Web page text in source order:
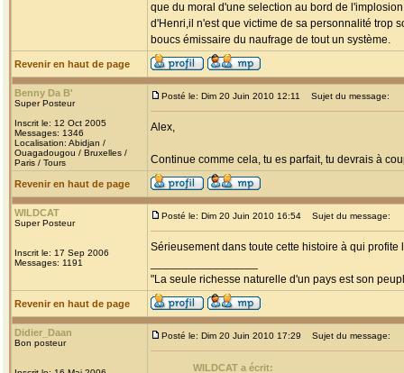
que du moral d'une selection au bord de
d'Henri,il n'est que victime de sa personnalité trop
boucs émissaire du naufrage de tout un système.
Revenir en haut de page
Benny Da B'
Super Posteur
Inscrit le: 12 Oct 2005
Messages: 1346
Localisation: Abidjan /
Ouagadougou / Bruxelles /
Paris / Tours
Posté le: Dim 20 Juin 2010 12:11 Sujet du message:
Alex,
Continue comme cela, tu es parfait, tu devrais à
Revenir en haut de page
WILDCAT
Super Posteur
Inscrit le: 17 Sep 2006
Messages: 1191
Posté le: Dim 20 Juin 2010 16:54 Sujet du message:
Sérieusement dans toute cette histoire à qui profite
"La seule richesse naturelle d'un pays est son
Revenir en haut de page
Didier_Daan
Bon posteur
Posté le: Dim 20 Juin 2010 17:29 Sujet du message:
WILDCAT a écrit: